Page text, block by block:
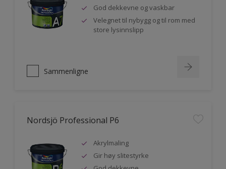
God dekkevne og vaskbar
Velegnet til nybygg og til rom med
store lysinnslipp
Sammenligne
Nordsjö Professional P6
Akrylmaling
Gir høy slitestyrke